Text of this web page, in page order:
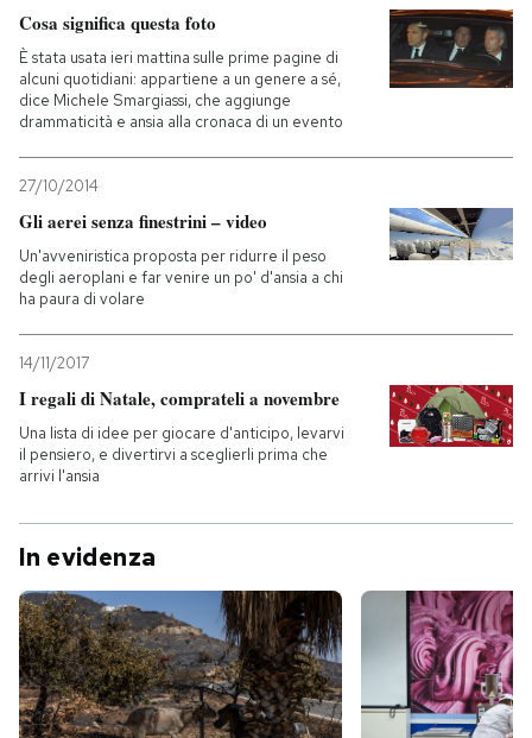
Cosa significa questa foto
È stata usata ieri mattina sulle prime pagine di
alcuni quotidiani: appartiene a un genere a sé,
dice Michele Smargiassi, che aggiunge
drammaticità e ansia alla cronaca di un evento
27/10/2014
Gli aerei senza finestrini – video
Un'avveniristica proposta per ridurre il peso
degli aeroplani e far venire un po' d'ansia a chi
ha paura di volare
14/11/2017
I regali di Natale, comprateli a novembre
Una lista di idee per giocare d'anticipo, levarvi
il pensiero, e divertirvi a sceglierli prima che
arrivi l'ansia
In evidenza